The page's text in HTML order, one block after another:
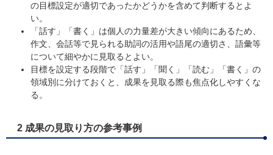
の目標設定が適切であったかどうかを含めて判断するとよ
い。
「話す」「書く」は個人の力量差が大きい傾向にあるため、
作文、会話等で見られる助詞の活用や語尾の適切さ、語彙等
について細やかに見取るとよい。
目標を設定する段階で「話す」「聞く」「読む」「書く」の
領域別に分けておくと、成果を見取る際も焦点化しやすくな
る。
2 成果の見取り方の参考事例